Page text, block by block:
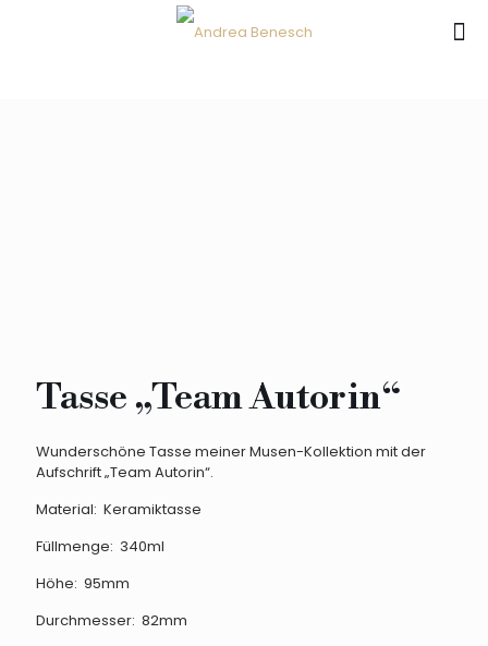
Tasse „Team Autorin“
Wunderschöne Tasse meiner Musen-Kollektion mit der
Aufschrift „Team Autorin“.
Material: Keramiktasse
Füllmenge: 340ml
Höhe: 95mm
Durchmesser: 82mm